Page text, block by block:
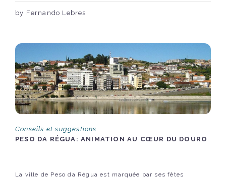
by Fernando Lebres
Conseils et suggestions
PESO DA RÉGUA: ANIMATION AU CŒUR DU DOURO
La ville de Peso da Régua est marquée par ses fêtes